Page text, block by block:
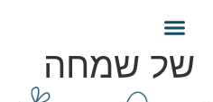
של שמחה